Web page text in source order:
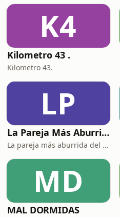
K4
Kilometro 43 .
Kilometro 43.
LP
La Pareja Más Aburrida del Mundo
La pareja más aburrida del mundo
MD
MAL DORMIDAS